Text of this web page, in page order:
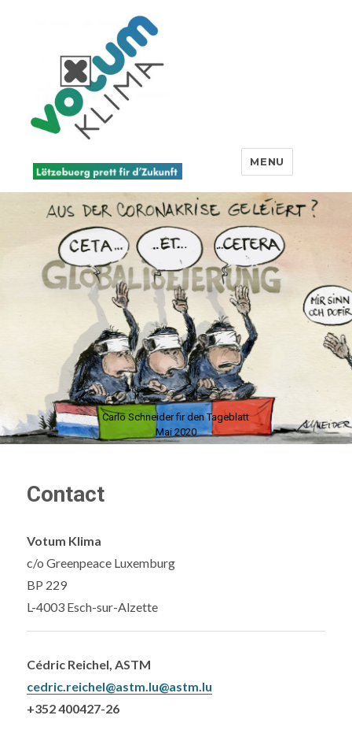
Votum Klima MENU
Carlo Schneider fir den Tageblatt
Mai 2020
Contact
Votum Klima
c/o Greenpeace Luxemburg
BP 229
L-4003 Esch-sur-Alzette
Cédric Reichel, ASTM
cedric.reichel@astm.lu@astm.lu
+352 400427-26